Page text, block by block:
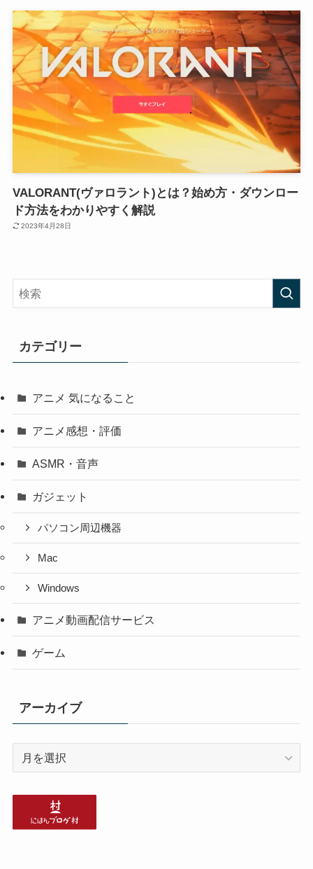
VALORANT(ヴァロラント)とは？始め方・ダウンロー
ド方法をわかりやすく解説
2023年4月28日
カテゴリー
アニメ 気になること
アニメ感想・評価
ASMR・音声
ガジェット
パソコン周辺機器
Mac
Windows
アニメ動画配信サービス
ゲーム
アーカイブ